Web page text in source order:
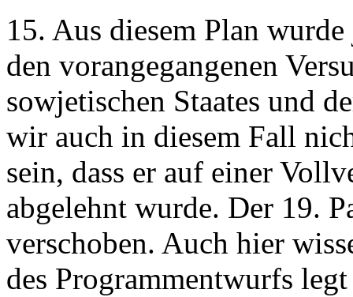
15. Aus diesem Plan
den vorangegangenen
sowjetischen Staates und
wir auch in diesem Fall
sein, dass er auf einer
abgelehnt wurde. Der 19.
verschoben. Auch hier
des Programmentwurfs